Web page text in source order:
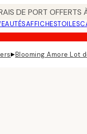
DE PORT
AFFICHESTOILES
▸Blooming Amore Lot